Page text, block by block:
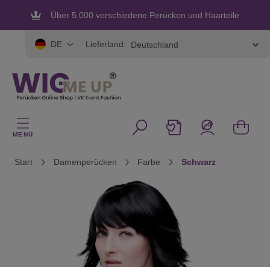
springenÜber 5.000 verschiedene Perücken und Haarteile
Flexible und sichere Zahlung
DE Lieferland:
MENÜ
Start Damenperücken Farbe Schwarz